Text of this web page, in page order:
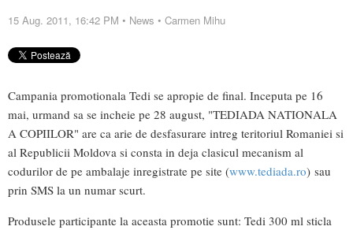
15 Aug. 2011, 16:42 PM • News • Carmen Mihu
Campania promotionala Tedi se apropie de final. Inceputa pe 16
mai, urmand sa se incheie pe 28 august, "TEDIADA NATIONALA
A COPIILOR" are ca arie de desfasurare intreg teritoriul Romaniei si
al Republicii Moldova si consta in deja clasicul mecanism al
codurilor de pe ambalaje inregistrate pe site (www.tediada.ro) sau
prin SMS la un numar scurt.
Produsele participante la aceasta promotie sunt: Tedi 300 ml sticla